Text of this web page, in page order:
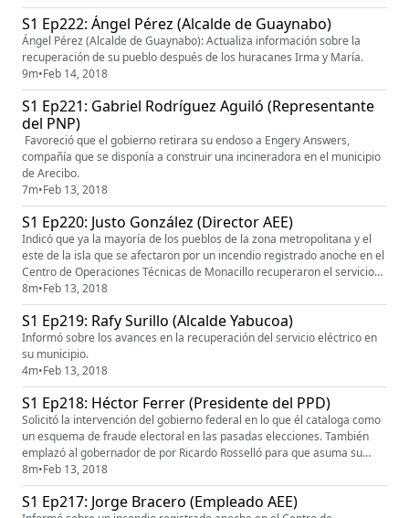
S1 Ep222: Ángel Pérez (Alcalde de Guaynabo)
Ángel Pérez (Alcalde de Guaynabo): Actualiza información sobre la
recuperación de su pueblo después de los huracanes Irma y María.
9m•Feb 14, 2018
S1 Ep221: Gabriel Rodríguez Aguiló (Representante
del PNP)
Favoreció que el gobierno retirara su endoso a Engery Answers,
compañía que se disponía a construir una incineradora en el municipio
de Arecibo.
7m•Feb 13, 2018
S1 Ep220: Justo González (Director AEE)
Indicó que ya la mayoría de los pueblos de la zona metropolitana y el
este de la isla que se afectaron por un incendio registrado anoche en el
Centro de Operaciones Técnicas de Monacillo recuperaron el servicio
de energía eléctrica. Descartó sabotaje como causante del incendio en
las facilidades de la Autoridad.
8m•Feb 13, 2018
S1 Ep219: Rafy Surillo (Alcalde Yabucoa)
Informó sobre los avances en la recuperación del servicio eléctrico en
su municipio.
4m•Feb 13, 2018
S1 Ep218: Héctor Ferrer (Presidente del PPD)
Solicitó la intervención del gobierno federal en lo que él cataloga como
un esquema de fraude electoral en las pasadas elecciones. También
emplazó al gobernador de por Ricardo Rosselló para que asuma su
responsabilidad relevando de su posición a las funcionarias
identificadas en la comunicación y que diga si la referencia a las
iniciales RR en el chat es hacia su persona, así como que divulgue ...
8m•Feb 13, 2018
S1 Ep217: Jorge Bracero (Empleado AEE)